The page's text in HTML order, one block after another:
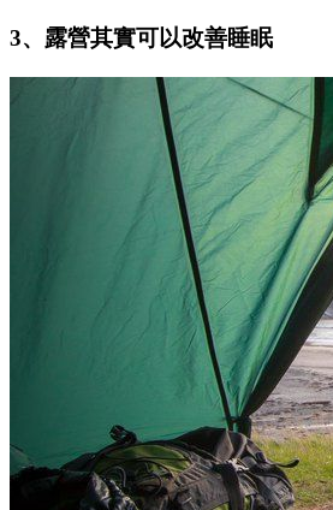
3、露營其實可以改善睡眠